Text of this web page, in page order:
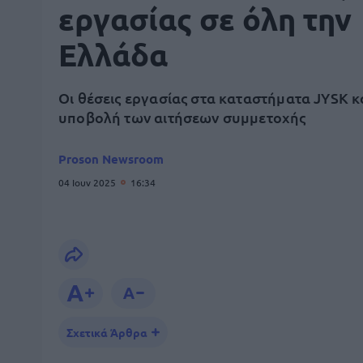
εργασίας σε όλη την
Ελλάδα
Οι θέσεις εργασίας στα καταστήματα JYSK
υποβολή των αιτήσεων συμμετοχής
Proson Newsroom
04 Ιουν 2025 16:34
Σχετικά Άρθρα